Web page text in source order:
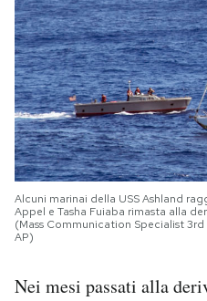
Alcuni marinai della USS Ashland
Appel e Tasha Fuiaba rimasta alla
(Mass Communication Specialist
AP)
Nei mesi passati alla